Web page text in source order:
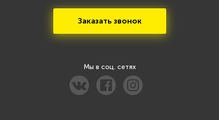
Заказать звонок
Мы в соц. сетях